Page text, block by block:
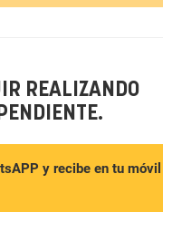
REALIZANDO
y recibe en tu móvil